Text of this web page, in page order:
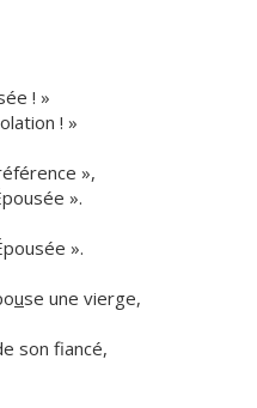
! »
! »
»,
».
».
use une vierge,
son fiancé,